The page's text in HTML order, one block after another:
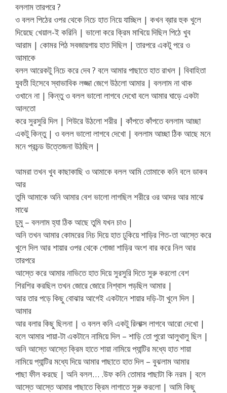
বললাম তারপরে ?
ও বলল পিঠের ওপর থেকে নিচে হাত নিয়ে যাচ্ছিল | কখন ব্রার হুক খুলে
দিয়েছে খেয়াল-ই করিনি | ভালো করে ক্রিম মাখিয়ে দিছিল পিঠে খুব
আরাম | কোমর পিঠ সবজায়গায় হাত দিছিল | তারপরে একটু পরে ও
আমাকে
বলল আরেকটু নিচে করে দেব ? বলে আমার পাছাতে হাত রাখল | বিবাহিতা
যুবতী হিসেবে স্বাভাবিক লজ্জা জেগে উঠলো আমার | বললাম না থাক
ওখানে না | কিন্তু ও বলল ভালো লাগবে দেখো বলে আমার ঘাড়ে একটা
আলতো
করে সুরসুরি দিল | শিউরে উঠলো শরীর | কাঁপতে কাঁপতে বললাম আচ্ছা
একটু কিন্তু | ও বলল ভালো লাগবে দেখো | বললাম আচ্ছা ঠিক আছে মনে
মনে প্রচন্ড উত্তেজনা উঠছিল |
আমরা তখন খুব কাছাকাছি ও আমাকে বলল আমি তোমাকে কনি বলে ডাকব
আর
তুমি আমাকে অনি আমার বেশ ভালো লাগছিল শরীরে ওর আদর আর মাঝে
মাঝে
চুমু – বললাম হ্যা ঠিক আছে তুমি যখন চাও |
অনি তখন আমার কোমরের নিচ দিয়ে হাত ঢুকিয়ে শাড়ির গিত-তা আস্তে করে
খুলে দিল আর শায়ার ওপর থেকে গোজা শাড়ির অংশ বার করে নিল আর
তারপরে
আস্তে করে আমার নাভিতে হাত দিয়ে সুরসুরি দিতে সুরু করলো বেশ
শিরশির করছিল তখন জোরে জোরে নিশ্বাস পড়ছিল আমার |
আর তার পড়ে কিছু বোঝার আগেই একটানে শায়ার দড়ি-টা খুলে দিল |
আমার
আর বলার কিছু ছিলনা | ও বলল কনি একটু রিলাক্স লাগবে আরো দেখো |
বলে আমার শায়া-টা একটানে নামিয়ে দিল – শাড়ি তো পুরো আলুথালু ছিল |
অনি আস্তে আস্তে ক্রিম হাতে শায়া নামিয়ে প্যান্টির মধ্যে হাত শায়া
নামিয়ে প্যান্টির মধ্যে দিয়ে আমার পাছাতে হাত দিল – বুঝলাম আমার
পাছা ফীল করছে | অনি বলল… .উফ কনি তোমার পাছাটা কি নরম | বলে
আস্তে আস্তে আমার পাছাতে ক্রিম লাগাতে সুরু করলো | আমি কিছু